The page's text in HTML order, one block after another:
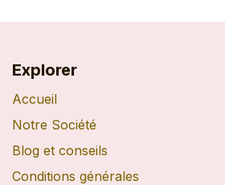
Explorer
Accueil
Notre Société
Blog et conseils
Conditions générales